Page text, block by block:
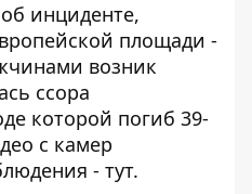
инциденте,
площади -
возник
ссора
которой погиб 39-
с камер
- тут.